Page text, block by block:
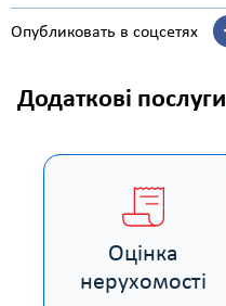
Опубликовать в соцсетях
Додаткові послуги
Оцінка
нерухомості